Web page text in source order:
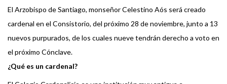
El Arzobispo de Santiago, monseñor Celestino Aós será creado
cardenal en el Consistorio, del próximo 28 de noviembre, junto a 13
nuevos purpurados, de los cuales nueve tendrán derecho a voto en
el próximo Cónclave.
¿Qué es un cardenal?